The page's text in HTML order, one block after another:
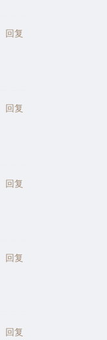
回复
回复
回复
回复
回复